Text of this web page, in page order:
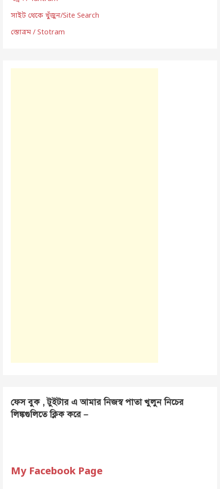
সাইট থেকে খুঁজুন/Site Search
স্তোত্রম / Stotram
ফেস বুক , টুইটার এ আমার নিজস্ব পাতা খুলুন নিচের
লিঙ্কগুলিতে ক্লিক করে –
My Facebook Page